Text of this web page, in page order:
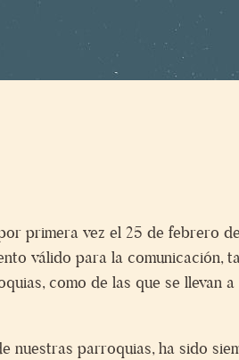
primera vez el 25 de febrero
válido para la comunicación,
como de las que se llevan
nuestras parroquias, ha sido